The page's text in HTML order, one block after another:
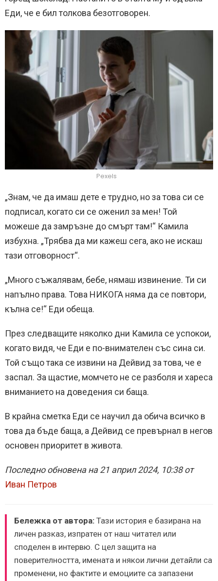
Еди, че е бил толкова безотговорен.
Pexels
„Знам, че да имаш дете е трудно, но за това си се
подписал, когато си се оженил за мен! Той
можеше да замръзне до смърт там!“ Камила
избухна. „Трябва да ми кажеш сега, ако не искаш
тази отговорност“.
„Много съжалявам, бебе, нямаш извинение. Ти си
напълно права. Това НИКОГА няма да се повтори,
кълна се!“ Еди обеща.
През следващите няколко дни Камила се успокои,
когато видя, че Еди е по-внимателен със сина си.
Той също така се извини на Дейвид за това, че е
заспал. За щастие, момчето не се разболя и хареса
вниманието на доведения си баща.
В крайна сметка Еди се научил да обича всичко в
това да бъде баща, а Дейвид се превърнал в негов
основен приоритет в живота.
Последно обновена на 21 април 2024, 10:38 от
Иван Петров
Бележка от автора: Тази история е базирана на
личен разказ, изпратен от наш читател или
споделен в интервю. С цел защита на
поверителността, имената и някои лични детайли са
променени, но фактите и емоциите са запазени